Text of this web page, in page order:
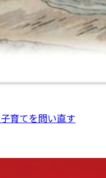
育てを問い直す